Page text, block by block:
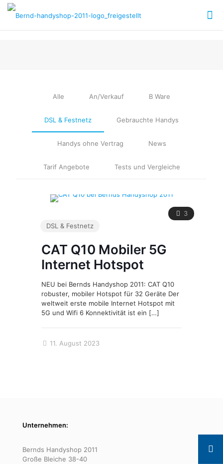
Alle An/Verkauf B Ware
DSL & Festnetz Gebrauchte Handys
Handys ohne Vertrag News
Tarif Angebote Tests und Vergleiche
3
DSL & Festnetz
CAT Q10 Mobiler 5G
Internet Hotspot
NEU bei Bernds Handyshop 2011: CAT Q10
robuster, mobiler Hotspot für 32 Geräte Der
weltweit erste mobile Internet Hotspot mit
5G und Wifi 6 Konnektivität ist ein […]
11. August 2023
Unternehmen:
Bernds Handyshop 2011
Große Bleiche 38-40